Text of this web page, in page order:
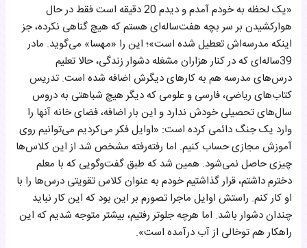
«یک لحظه به خودم آمدم و دیدم 20 دقیقه است فقط در حال
هوارکشیدن بر سر بچه هفت‌ساله‌ای هستم که هیچ گناهی نکرده، جز
اینکه مدرسه‌اش تعطیل شده است»؛ این را «مهسا» می‌گوید. مادر
39‌ساله‌ای که در کنار هزاران مشغله دشوار زندگی، حالا تعلیم
درس‌های مدرسه هم به کارهای دیگرش اضافه شده است. تدریس
کتاب‌های ریاضی، فارسی و علومی که دیگر هیچ شباهتی به دروس
سال‌های تحصیلی خودش ندارد و این بار اضافه، فضای خانه آنها را
وارد یک جنگ دائمی کرده است: «اوایل فکر می‌کردیم می‌توانیم روی
آموزش مجازی حساب کنیم. اما رفته‌رفته مشخص شد از این کلاس‌ها
چیزی حاصل نمی‌شود. همین شد که طبق گفت‌وگویی که با معلم
دخترم داشتم، قرار گذاشتیم خودم به‌ عنوان کلاس تقویتی درس‌ها را با
او کار کنم. راستش اوایل ماجرا تصورم بر این بود که این کار نباید
چندان دشوار باشد. اما هرچه جلوتر رفتیم، بیشتر متوجه شدیم که این
راهکار هم توخالی از آب درآمده است».